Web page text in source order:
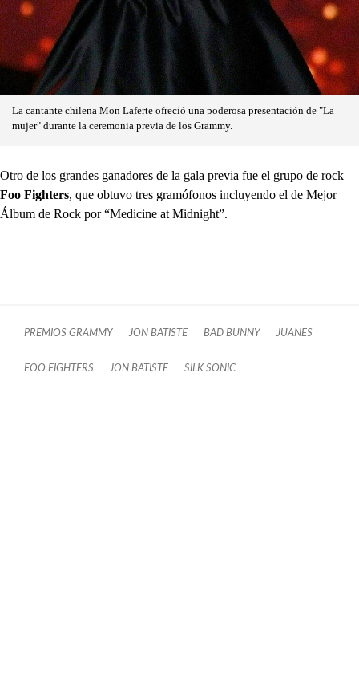
La cantante chilena Mon Laferte ofreció una poderosa presentación de "La
mujer" durante la ceremonia previa de los Grammy.
Otro de los grandes ganadores de la gala previa fue el grupo de rock
Foo Fighters, que obtuvo tres gramófonos incluyendo el de Mejor
Álbum de Rock por “Medicine at Midnight”.
PREMIOS GRAMMY JON BATISTE BAD BUNNY JUANES
FOO FIGHTERS JON BATISTE SILK SONIC